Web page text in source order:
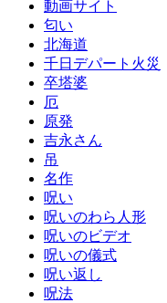
動画サイト
匂い
北海道
千日デパート火災
卒塔婆
厄
原発
吉永さん
吊
名作
呪い
呪いのわら人形
呪いのビデオ
呪いの儀式
呪い返し
呪法